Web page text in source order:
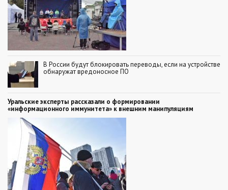
В России будут блокировать переводы, если на устройстве
обнаружат вредоносное ПО
Уральские эксперты рассказали о формировании
«информационного иммунитета» к внешним манипуляциям